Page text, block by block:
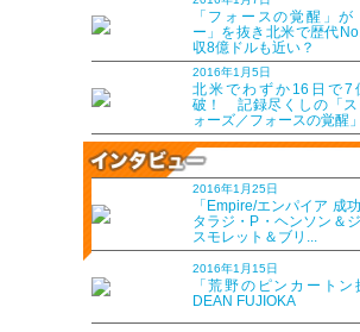
「フォースの覚醒」が
ー」を抜き北米で歴代
収8億ドルも近い？
2016年1月5日
北米でわずか16日で7
破！ 記録尽くしの「ス
ォーズ／フォースの覚醒
2016年1月25日
「Empire/エンパイア 成
タラジ・P・ヘンソン＆
スモレット＆ブリ...
2016年1月15日
「荒野のピンカートン
DEAN FUJIOKA